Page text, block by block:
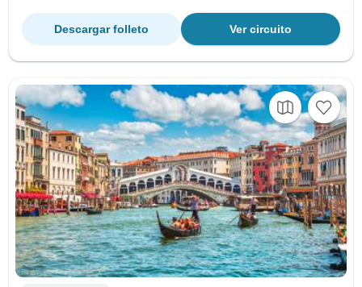
Ver circuito
Descargar folleto